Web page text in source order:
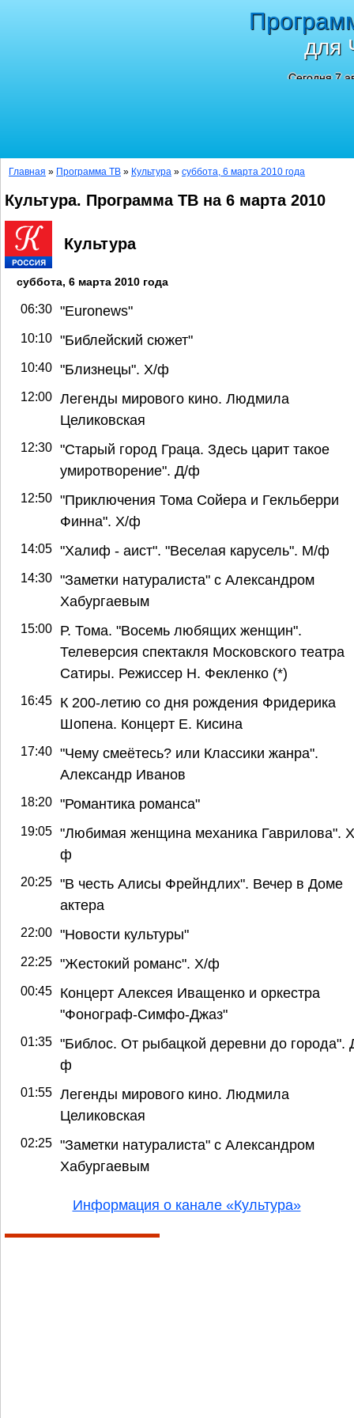
для
Сегодня 7
Главная » Программа ТВ » Культура » суббота, 6 марта 2010 года
Культура. Программа ТВ на 6 марта 2010
Культура
суббота, 6 марта 2010 года
06:30 "Euronews"
10:10 "Библейский сюжет"
10:40 "Близнецы". Х/ф
12:00 Легенды мирового кино. Людмила
Целиковская
12:30 "Старый город Граца. Здесь царит такое
умиротворение". Д/ф
12:50 "Приключения Тома Сойера и Гекльберри
Финна". Х/ф
14:05 "Халиф - аист". "Веселая карусель". М/ф
14:30 "Заметки натуралиста" с Александром
Хабургаевым
15:00
Р. Тома. "Восемь любящих женщин".
Телеверсия спектакля Московского театра
Сатиры. Режиссер Н. Фекленко (*)
16:45
К 200-летию со дня рождения Фридерика
Шопена. Концерт Е. Кисина
17:40 "Чему смеётесь? или Классики жанра".
Александр Иванов
18:20 "Романтика романса"
19:05 "Любимая женщина механика Гаврилова".
ф
20:25 "В честь Алисы Фрейндлих". Вечер в Доме
актера
22:00 "Новости культуры"
22:25 "Жестокий романс". Х/ф
00:45
Концерт Алексея Иващенко и оркестра
"Фонограф-Симфо-Джаз"
01:35 "Библос. От рыбацкой деревни до города".
ф
01:55 Легенды мирового кино. Людмила
Целиковская
02:25 "Заметки натуралиста" с Александром
Хабургаевым
Информация о канале «Культура»